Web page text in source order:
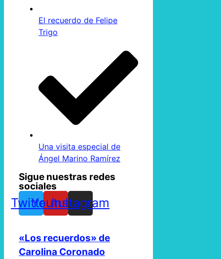
El recuerdo de Felipe
Trigo
Una visita especial de
Ángel Marino Ramírez
Sigue nuestras redes
sociales
TwitterYoutube
Instagram
«Los recuerdos» de
Carolina Coronado